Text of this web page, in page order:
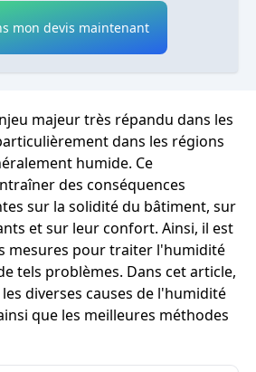
mon devis maintenant
majeur très répandu dans les
dans les régions
humide. Ce
des conséquences
sur la solidité du bâtiment, sur
et sur leur confort. Ainsi, il est
mesures pour traiter l'humidité
tels problèmes. Dans cet article,
diverses causes de l'humidité
que les meilleures méthodes